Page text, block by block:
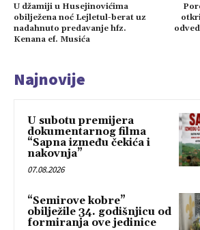
U džamiji u Husejinovićima
obilježena noć Lejletul-berat uz
nadahnuto predavanje hfz.
Kenana ef. Musića
Najnovije
U subotu premijera
dokumentarnog filma
“Sapna između čekića i
nakovnja”
07.08.2026
“Semirove kobre”
obilježile 34. godišnjicu od
formiranja ove jedinice